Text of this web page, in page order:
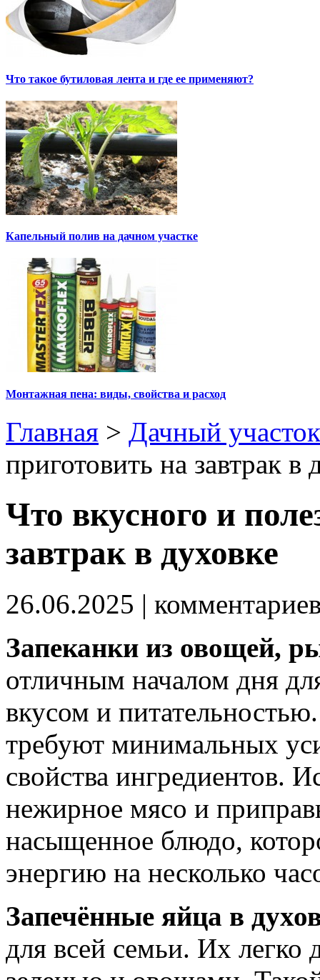
Что такое бутиловая лента и где ее применяют?
Капельный полив на дачном участке
Монтажная пена: виды, свойства и расход
Главная > Дачный участок
приготовить на завтрак в
Что вкусного и
завтрак в духовке
26.06.2025 |
Запеканки из овощей,
отличным началом дня
вкусом и
требуют минимальных
свойства ингредиентов.
нежирное мясо и
насыщенное блюдо,
энергию на несколько
Запечённые яйца в
для всей семьи. Их